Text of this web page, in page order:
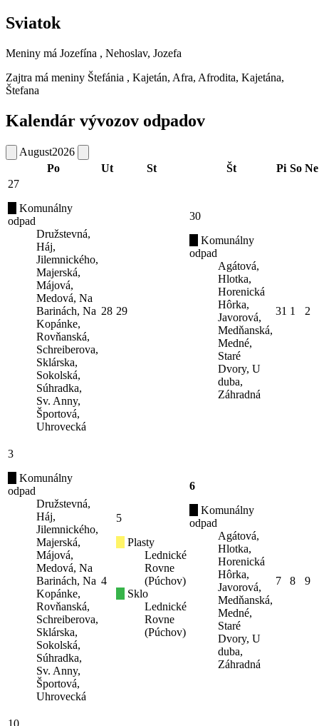
Sviatok
Meniny má Jozefína , Nehoslav, Jozefa
Zajtra má meniny Štefánia , Kajetán, Afra, Afrodita, Kajetána,
Štefana
Kalendár vývozov odpadov
August2026
Po
Ut St Št Pi So Ne
27
Komunálny
odpad
Družstevná,
Háj,
Jilemnického,
Majerská,
Májová,
Medová, Na
Barinách, Na
Kopánke,
Rovňanská,
Schreiberova,
Sklárska,
Sokolská,
Súhradka,
Sv. Anny,
Športová,
Uhrovecká
28 29
30
Komunálny
odpad
Agátová,
Hlotka,
Horenická
Hôrka,
Javorová,
Medňanská,
Medné,
Staré
Dvory, U
duba,
Záhradná
31 1 2
3
Komunálny
odpad
Družstevná,
Háj,
Jilemnického,
Majerská,
Májová,
Medová, Na
Barinách, Na
Kopánke,
Rovňanská,
Schreiberova,
Sklárska,
Sokolská,
Súhradka,
Sv. Anny,
Športová,
Uhrovecká
4
5
Plasty
Lednické
Rovne
(Púchov)
Sklo
Lednické
Rovne
(Púchov)
6
Komunálny
odpad
Agátová,
Hlotka,
Horenická
Hôrka,
Javorová,
Medňanská,
Medné,
Staré
Dvory, U
duba,
Záhradná
7 8 9
10